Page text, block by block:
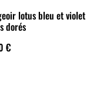
lotus bleu et violet
dorés
€